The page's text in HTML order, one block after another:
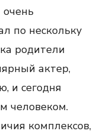
по нескольку
родители
актер,
и сегодня
человеком.
комплексов,